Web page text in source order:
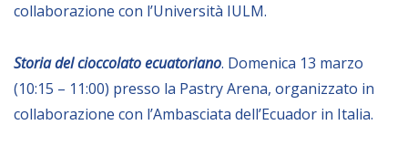
collaborazione con l’Università IULM.
Storia del cioccolato ecuatoriano. Domenica 13 marzo
(10:15 – 11:00) presso la Pastry Arena, organizzato in
collaborazione con l’Ambasciata dell’Ecuador in Italia.